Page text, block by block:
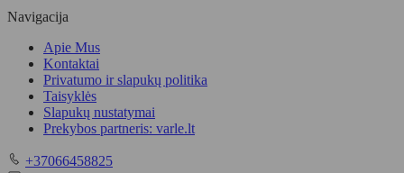
Navigacija
Apie Mus
Kontaktai
Privatumo ir slapukų politika
Taisyklės
Slapukų nustatymai
Prekybos partneris: varle.lt
+37066458825Telefonas